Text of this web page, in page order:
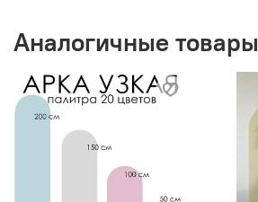
Аналогичные товары